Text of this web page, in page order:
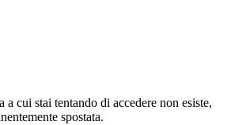
a cui stai tentando di accedere non esiste,
spostata.